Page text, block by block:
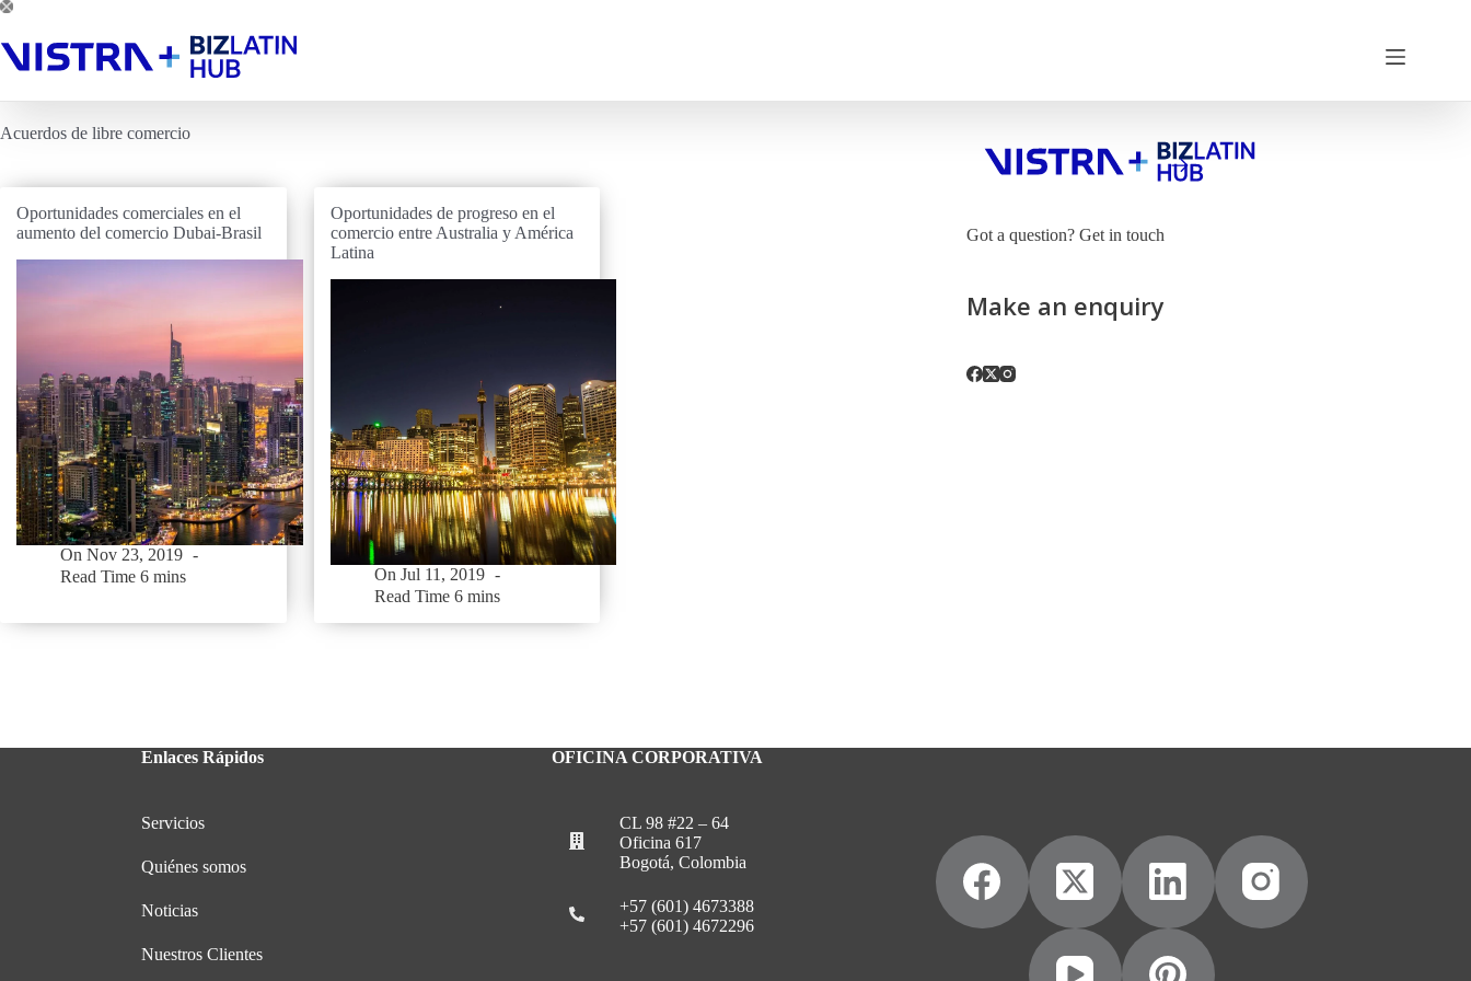
Saltar
contenido
Acuerdos de libre comercio
Oportunidades comerciales en el
aumento del comercio Dubai-Brasil
On Nov 23, 2019
Read Time 6 mins
Oportunidades de progreso en el
comercio entre Australia y América
Latina
On Jul 11, 2019
Read Time 6 mins
Got a question? Get in touch
Make an enquiry
Enlaces Rápidos
Servicios
Quiénes somos
Noticias
Nuestros Clientes
OFICINA CORPORATIVA
CL 98 #22 – 64
Oficina 617
Bogotá, Colombia
+57 (601) 4673388
+57 (601) 4672296